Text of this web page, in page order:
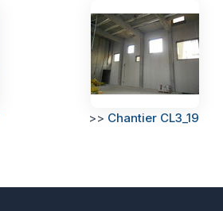
>> Chantier CL3_19